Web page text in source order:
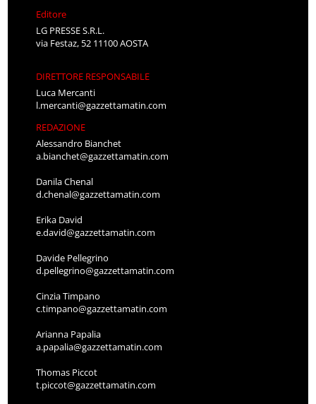
Editore
LG PRESSE S.R.L.
via Festaz, 52 11100 AOSTA
DIRETTORE RESPONSABILE
Luca Mercanti
l.mercanti@gazzettamatin.com
REDAZIONE
Alessandro Bianchet
a.bianchet@gazzettamatin.com
Danila Chenal
d.chenal@gazzettamatin.com
Erika David
e.david@gazzettamatin.com
Davide Pellegrino
d.pellegrino@gazzettamatin.com
Cinzia Timpano
c.timpano@gazzettamatin.com
Arianna Papalia
a.papalia@gazzettamatin.com
Thomas Piccot
t.piccot@gazzettamatin.com